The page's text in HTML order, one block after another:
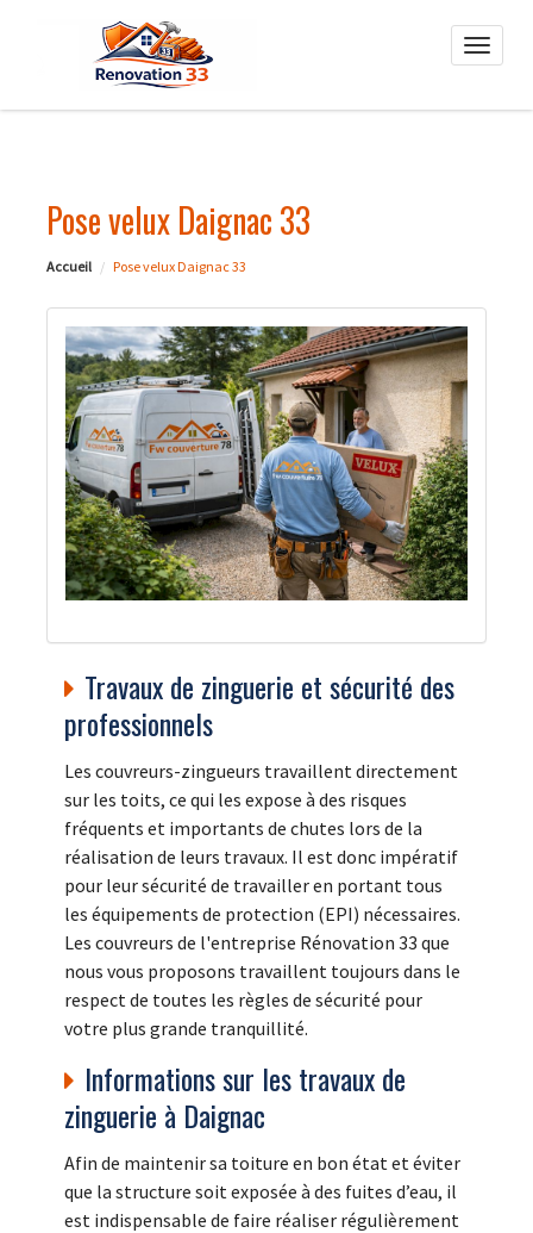
Toggle
Pose velux Daignac 33
Accueil Pose velux Daignac 33
Travaux de zinguerie et sécurité des
professionnels
Les couvreurs-zingueurs travaillent directement
sur les toits, ce qui les expose à des risques
fréquents et importants de chutes lors de la
réalisation de leurs travaux. Il est donc impératif
pour leur sécurité de travailler en portant tous
les équipements de protection (EPI) nécessaires.
Les couvreurs de l'entreprise Rénovation 33 que
nous vous proposons travaillent toujours dans le
respect de toutes les règles de sécurité pour
votre plus grande tranquillité.
Informations sur les travaux de
zinguerie à Daignac
Afin de maintenir sa toiture en bon état et éviter
que la structure soit exposée à des fuites d’eau, il
est indispensable de faire réaliser régulièrement